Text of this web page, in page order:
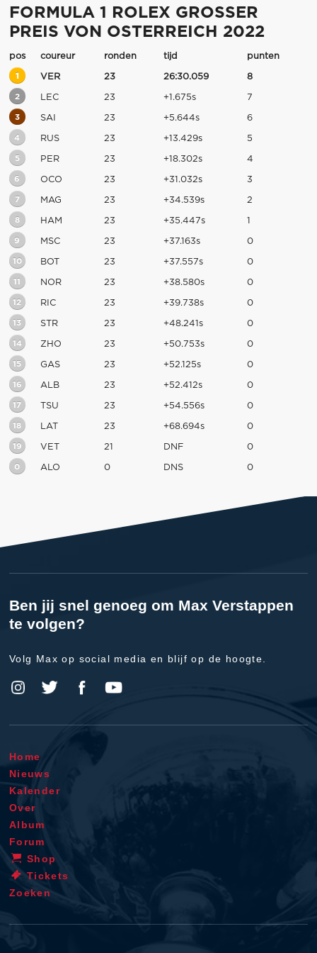
FORMULA 1 ROLEX GROSSER
PREIS VON OSTERREICH 2022
pos coureur ronden tijd punten
1 VER 23 26:30.059 8
2 LEC 23 +1.675s 7
3 SAI 23 +5.644s 6
4 RUS 23 +13.429s 5
5 PER 23 +18.302s 4
6 OCO 23 +31.032s 3
7 MAG 23 +34.539s 2
8 HAM 23 +35.447s 1
9 MSC 23 +37.163s 0
10 BOT 23 +37.557s 0
11 NOR 23 +38.580s 0
12 RIC 23 +39.738s 0
13 STR 23 +48.241s 0
14 ZHO 23 +50.753s 0
15 GAS 23 +52.125s 0
16 ALB 23 +52.412s 0
17 TSU 23 +54.556s 0
18 LAT 23 +68.694s 0
19 VET 21 DNF 0
0 ALO 0 DNS 0
Ben jij snel genoeg om Max Verstappen
te volgen?
Volg Max op social media en blijf op de hoogte.
Home
Nieuws
Kalender
Over
Album
Forum
Shop
Tickets
Zoeken